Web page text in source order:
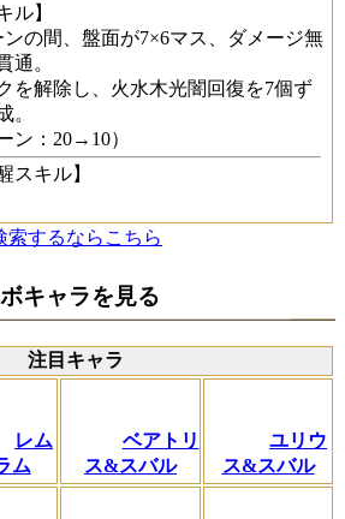
ル】
ンの間、盤面が7×6マス、ダメージ無
通。
を解除し、火水木光闇回復を7個ず
。
ン：20→10）
スキル】
するならこちら
キャラを見る
注目キャラ
レム
ム
ベアトリ
ス&スバル
ユリウ
ス&スバル